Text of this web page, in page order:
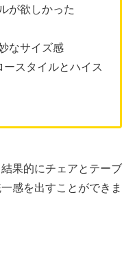
が欲しかった
なサイズ感
ースタイルとハイス
果的にチェアとテーブ
感を出すことができま